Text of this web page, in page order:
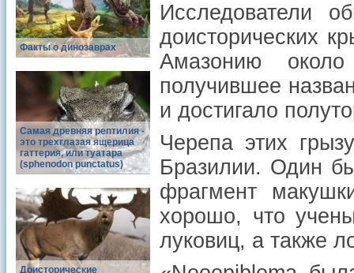
Факты о динозаврах
Самая древняя рептилия -
это трехглазая ящерица
гаттерия, или туатара
(sphenodon punctatus)
Доисторические
Исследователи
доисторических
Амазонию
получившее
и достигало
Черепа этих
Бразилии. Один
фрагмент
хорошо, что
луковиц, а также